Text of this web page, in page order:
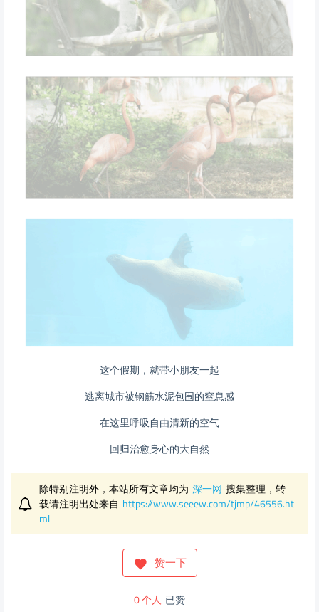
这个假期，就带小朋友一起
逃离城市被钢筋水泥包围的窒息感
在这里呼吸自由清新的空气
回归治愈身心的大自然
除特别注明外，本站所有文章均为 深一网 搜集整理，转
载请注明出处来自 https://www.seeew.com/tjmp/46556.ht
ml
赞一下
0个人 已赞